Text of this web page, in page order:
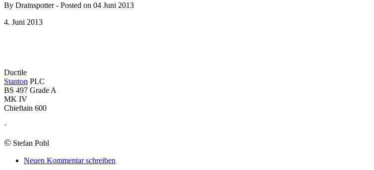
By Drainspotter- Posted on 04 Juni 2013
4. Juni 2013
Ductile
Stanton PLC
BS 497 Grade A
MK IV
Chieftain 600
·
© Stefan Pohl
Neuen Kommentar schreiben